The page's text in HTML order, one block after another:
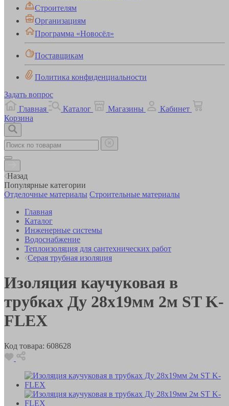
Строителям
Организациям
Программа «Новосёл»
Поставщикам
Политика конфиденциальности
Задать вопрос
Главная
Каталог Магазины
Кабинет
Корзина
Назад
Популярные категории
Отделочные материалы Строительные материалы
Главная
Каталог
Инженерные системы
Водоснабжение
Теплоизоляция для сантехнических работ
Серая трубная изоляция
Изоляция каучуковая в
трубках Ду 28х19мм 2м ST K-
FLEX
Код товара: 608628